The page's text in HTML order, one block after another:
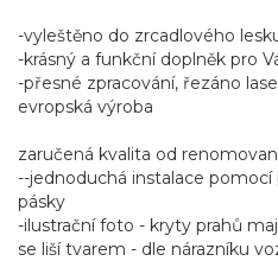
-vyleštěno do zrcadlového
-krásný a funkční doplněk pro
-přesné zpracování, řezáno
evropská výroba
zaručená kvalita od
--jednoduchá instalace
pásky
-ilustrační foto - kryty prahů
se liší tvarem - dle nárazníku